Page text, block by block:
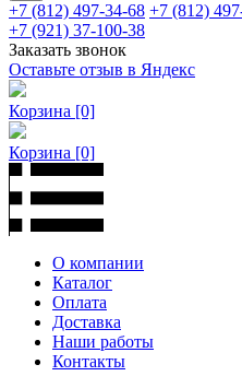
+7 (812) 497-34-68 +7 (812)
+7 (921) 37-100-38
Заказать звонок
Оставьте отзыв в Яндекс
Корзина [0]
Корзина [0]
О компании
Каталог
Оплата
Доставка
Наши работы
Контакты